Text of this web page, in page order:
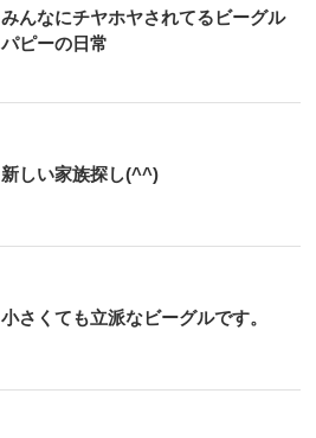
みんなにチヤホヤされてるビーグル
パピーの日常
新しい家族探し(^^)
小さくても立派なビーグルです。